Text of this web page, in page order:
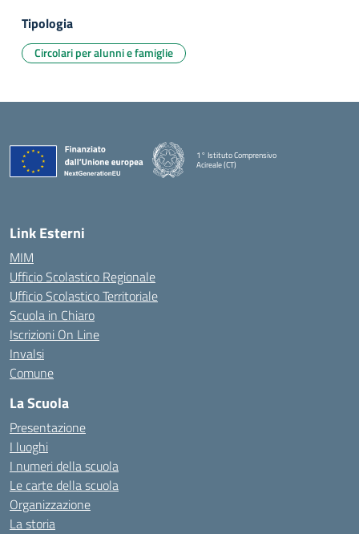
Tipologia
Circolari per alunni e famiglie
1° Istituto Comprensivo
Acireale (CT)
Link Esterni
MIM
Ufficio Scolastico Regionale
Ufficio Scolastico Territoriale
Scuola in Chiaro
Iscrizioni On Line
Invalsi
Comune
La Scuola
Presentazione
I luoghi
I numeri della scuola
Le carte della scuola
Organizzazione
La storia